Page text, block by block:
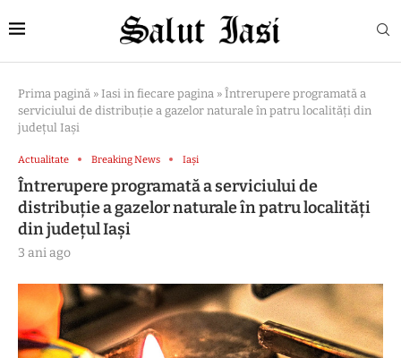
Prima pagină » Iasi in fiecare pagina » Întrerupere programată a
serviciului de distribuție a gazelor naturale în patru localități din
județul Iași
Actualitate Breaking News Iași
Întrerupere programată a serviciului de
distribuție a gazelor naturale în patru localități
din județul Iași
3 ani ago